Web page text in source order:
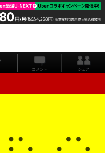
コメント シェア